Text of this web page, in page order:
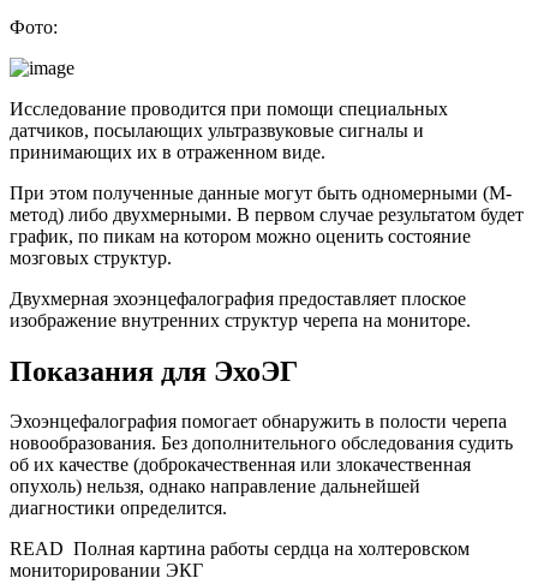
Фото:
Исследование проводится при помощи специальных
датчиков, посылающих ультразвуковые сигналы и
принимающих их в отраженном виде.
При этом полученные данные могут быть одномерными (М-
метод) либо двухмерными. В первом случае результатом будет
график, по пикам на котором можно оценить состояние
мозговых структур.
Двухмерная эхоэнцефалография предоставляет плоское
изображение внутренних структур черепа на мониторе.
Показания для ЭхоЭГ
Эхоэнцефалография помогает обнаружить в полости черепа
новообразования. Без дополнительного обследования судить
об их качестве (доброкачественная или злокачественная
опухоль) нельзя, однако направление дальнейшей
диагностики определится.
READ Полная картина работы сердца на холтеровском
мониторировании ЭКГ